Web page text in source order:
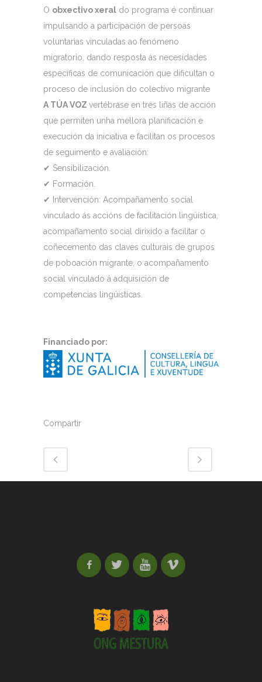
O obxectivo xeral do programa é continuar
impulsando a participación de persoas
voluntarias vinculadas ao fenómeno
migratorio, dando resposta ás necesidades
específicas de comunicación que dificultan o
proceso de inclusión do colectivo migrante
A TÚA VOZ vertébrase en tres liñas de acción
que permiten unha mellora planificación e
execución da iniciativa e facilitan os procesos
de seguimento e avaliación:
✔ Sensibilización.
✔ Formación.
✔
Intervención: Acompañamento social
vinculado ás accións de facilitación lingüística,
acompañamento social dirixido a facilitar o
coñecemento das claves culturais de grupos
de poboación migrante, o acompañamento
social vinculado á adquisición de
competencias lingüísticas.
Financiado por:
Compartir